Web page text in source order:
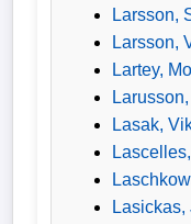
Larsson,
Larsson,
Lartey,
Lasak,
Lasickas,